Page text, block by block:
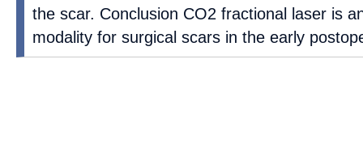
the scar. Conclusion CO2 fractional laser is
modality for surgical scars in the early